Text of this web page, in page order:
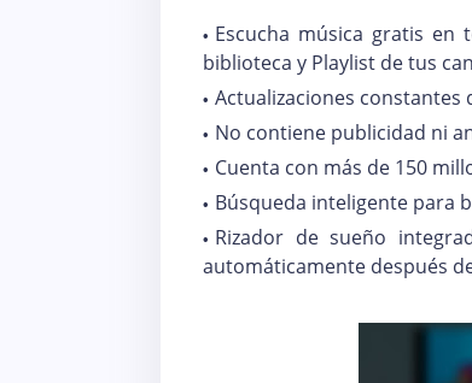
Escucha música gratis
biblioteca y Playlist de tus
Actualizaciones constantes
No contiene publicidad ni
Cuenta con más de 150
Búsqueda inteligente para
Rizador de sueño
automáticamente después